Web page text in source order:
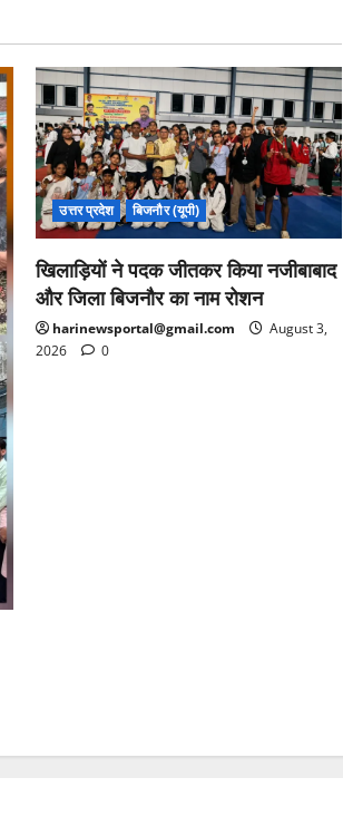
उत्तर प्रदेश बिजनौर (यूपी)
खिलाड़ियों ने पदक जीतकर किया नजीबाबाद
और जिला बिजनौर का नाम रोशन
harinewsportal@gmail.com
August 3,
2026
0